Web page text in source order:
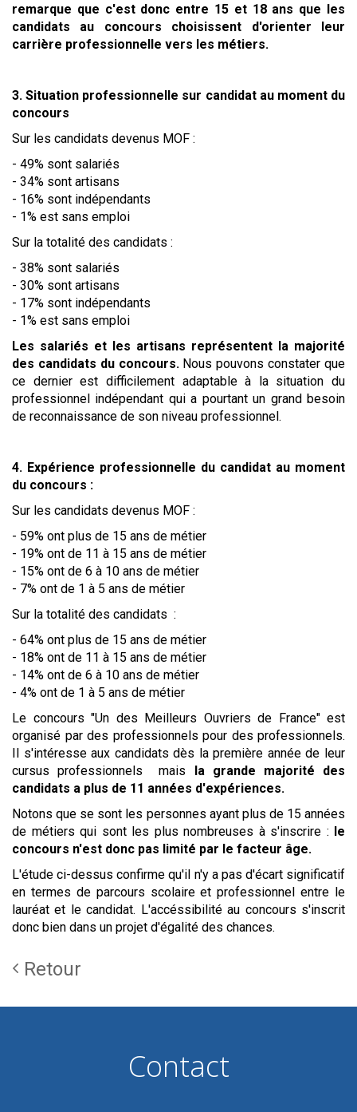
remarque que c'est donc entre 15 et 18 ans que les
candidats au concours choisissent d'orienter leur
carrière professionnelle vers les métiers.
3. Situation professionnelle sur candidat au moment du
concours
Sur les candidats devenus MOF :
- 49% sont salariés
- 34% sont artisans
- 16% sont indépendants
- 1% est sans emploi
Sur la totalité des candidats :
- 38% sont salariés
- 30% sont artisans
- 17% sont indépendants
- 1% est sans emploi
Les salariés et les artisans représentent la majorité
des candidats du concours. Nous pouvons constater que
ce dernier est difficilement adaptable à la situation du
professionnel indépendant qui a pourtant un grand besoin
de reconnaissance de son niveau professionnel.
4. Expérience professionnelle du candidat au moment
du concours :
Sur les candidats devenus MOF :
- 59% ont plus de 15 ans de métier
- 19% ont de 11 à 15 ans de métier
- 15% ont de 6 à 10 ans de métier
- 7% ont de 1 à 5 ans de métier
Sur la totalité des candidats :
- 64% ont plus de 15 ans de métier
- 18% ont de 11 à 15 ans de métier
- 14% ont de 6 à 10 ans de métier
- 4% ont de 1 à 5 ans de métier
Le concours "Un des Meilleurs Ouvriers de France" est
organisé par des professionnels pour des professionnels.
Il s'intéresse aux candidats dès la première année de leur
cursus professionnels mais la grande majorité des
candidats a plus de 11 années d'expériences.
Notons que se sont les personnes ayant plus de 15 années
de métiers qui sont les plus nombreuses à s'inscrire : le
concours n'est donc pas limité par le facteur âge.
L'étude ci-dessus confirme qu'il n'y a pas d'écart significatif
en termes de parcours scolaire et professionnel entre le
lauréat et le candidat. L'accéssibilité au concours s'inscrit
donc bien dans un projet d'égalité des chances.
Retour
Contact